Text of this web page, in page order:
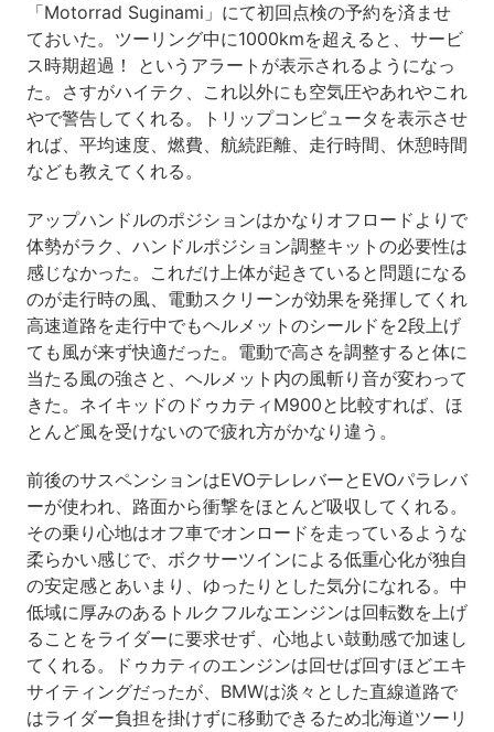
「Motorrad Suginami」にて初回点検の予約を済ませ
ておいた。ツーリング中に1000kmを超えると、サービ
ス時期超過！ というアラートが表示されるようになっ
た。さすがハイテク、これ以外にも空気圧やあれやこれ
やで警告してくれる。トリップコンピュータを表示させ
れば、平均速度、燃費、航続距離、走行時間、休憩時間
なども教えてくれる。
アップハンドルのポジションはかなりオフロードよりで
体勢がラク、ハンドルポジション調整キットの必要性は
感じなかった。これだけ上体が起きていると問題になる
のが走行時の風、電動スクリーンが効果を発揮してくれ
高速道路を走行中でもヘルメットのシールドを2段上げ
ても風が来ず快適だった。電動で高さを調整すると体に
当たる風の強さと、ヘルメット内の風斬り音が変わって
きた。ネイキッドのドゥカティM900と比較すれば、ほ
とんど風を受けないので疲れ方がかなり違う。
前後のサスペンションはEVOテレレバーとEVOパラレバ
ーが使われ、路面から衝撃をほとんど吸収してくれる。
その乗り心地はオフ車でオンロードを走っているような
柔らかい感じで、ボクサーツインによる低重心化が独自
の安定感とあいまり、ゆったりとした気分になれる。中
低域に厚みのあるトルクフルなエンジンは回転数を上げ
ることをライダーに要求せず、心地よい鼓動感で加速し
てくれる。ドゥカティのエンジンは回せば回すほどエキ
サイティングだったが、BMWは淡々とした直線道路で
はライダー負担を掛けずに移動できるため北海道ツーリ